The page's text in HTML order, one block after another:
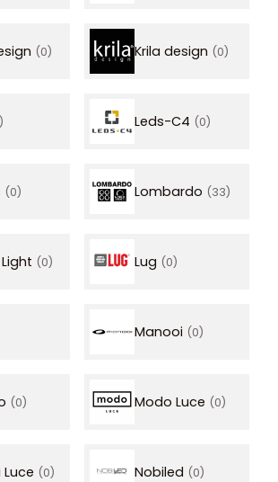
(0) Krila design (0)
Leds-C4 (0)
(0) Lombardo (33)
(0) Lug (0)
Manooi (0)
(0) Modo Luce (0)
(0) Nobiled (0)